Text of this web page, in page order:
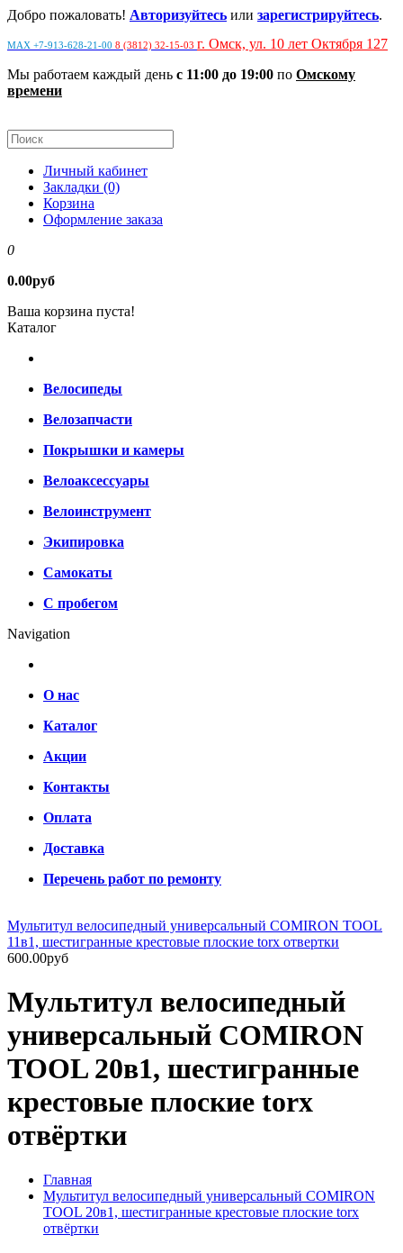
Добро пожаловать! Авторизуйтесь или зарегистрируйтесь.
MAX +7-913-628-21-00 8 (3812) 32-15-03 г. Омск, ул. 10 лет Октября 127
Мы работаем каждый день с 11:00 до 19:00 по Омскому
времени
Личный кабинет
Закладки (0)
Корзина
Оформление заказа
0
0.00руб
Ваша корзина пуста!
Каталог
Велосипеды
Велозапчасти
Покрышки и камеры
Велоаксессуары
Велоинструмент
Экипировка
Самокаты
С пробегом
Navigation
О нас
Каталог
Акции
Контакты
Оплата
Доставка
Перечень работ по ремонту
Мультитул велосипедный универсальный COMIRON TOOL
11в1, шестигранные крестовые плоские torx отвертки
600.00руб
Мультитул велосипедный
универсальный COMIRON
TOOL 20в1, шестигранные
крестовые плоские torx
отвёртки
Главная
Мультитул велосипедный универсальный COMIRON
TOOL 20в1, шестигранные крестовые плоские torx
отвёртки